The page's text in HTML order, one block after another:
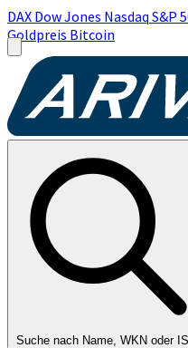
DAX Dow Jones Nasdaq S&P
Goldpreis Bitcoin
Suche nach Name, WKN oder